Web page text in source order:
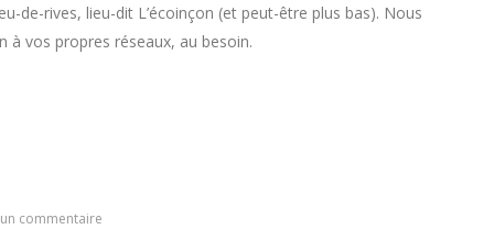
de-rives, lieu-dit L’écoinçon (et peut-être plus bas). Nous
à vos propres réseaux, au besoin.
commentaire